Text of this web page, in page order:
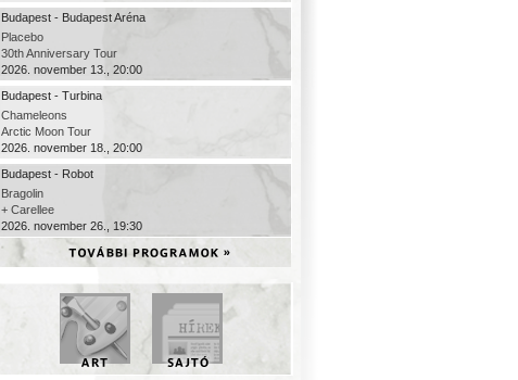
Budapest - Budapest Aréna
Placebo
30th Anniversary Tour
2026. november 13., 20:00
Budapest - Turbina
Chameleons
Arctic Moon Tour
2026. november 18., 20:00
Budapest - Robot
Bragolin
+ Carellee
2026. november 26., 19:30